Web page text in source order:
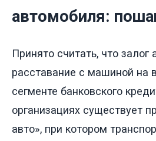
автомобиля:
Принято считать, что
расставание с машиной на
сегменте банковского
организациях существует
авто», при котором